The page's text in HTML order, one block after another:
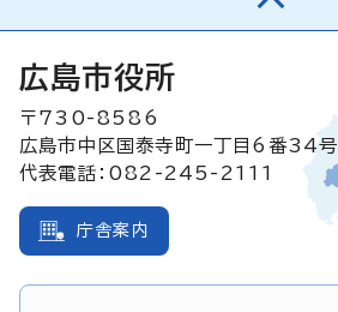
広島市役所
〒730-8586
広島市中区国泰寺町一丁目6番34号
代表電話：082-245-2111
庁舎案内